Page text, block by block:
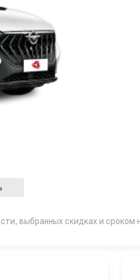
выбранных скидках и сроком